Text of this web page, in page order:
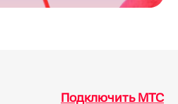
Подключить МТС